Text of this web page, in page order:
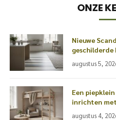
ONZE
Nieuwe
augustus 5,
Een
inrichten
augustus 4,